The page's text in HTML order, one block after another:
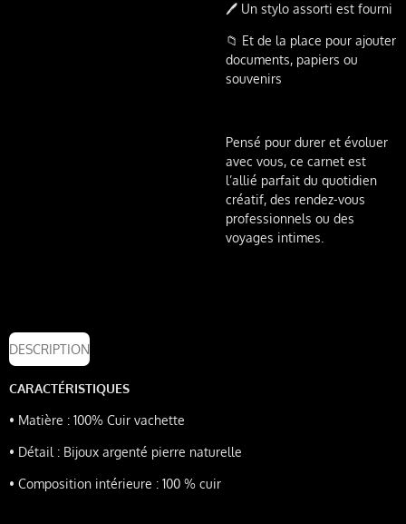
🖊️ Un stylo assorti est fourni
📁 Et de la place pour ajouter
documents, papiers ou
souvenirs
Pensé pour durer et évoluer
avec vous, ce carnet est
l’allié parfait du quotidien
créatif, des rendez-vous
professionnels ou des
voyages intimes.
DESCRIPTION
CARACTÉRISTIQUES
• Matière : 100% Cuir vachette
• Détail : Bijoux argenté pierre naturelle
• Composition intérieure : 100 % cuir